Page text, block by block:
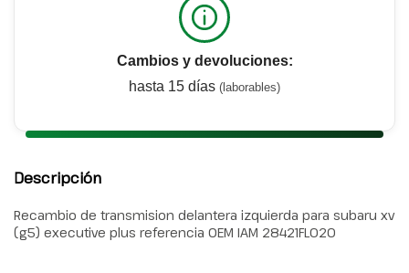
Cambios y devoluciones:
hasta 15 días (laborables)
Descripción
Recambio de transmision delantera izquierda para subaru xv
(g5) executive plus referencia OEM IAM 28421FL020